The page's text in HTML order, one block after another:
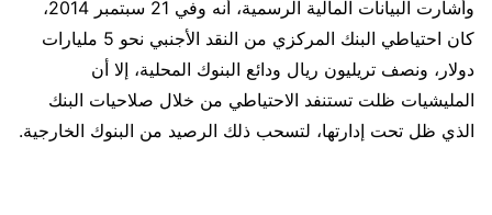
وأشارت البيانات المالية الرسمية، أنه وفي 21 سبتمبر 2014،
كان احتياطي البنك المركزي من النقد الأجنبي نحو 5 مليارات
دولار، ونصف تريليون ريال ودائع البنوك المحلية، إلا أن
المليشيات ظلت تستنفد الاحتياطي من خلال صلاحيات البنك
الذي ظل تحت إدارتها، لتسحب ذلك الرصيد من البنوك الخارجية.